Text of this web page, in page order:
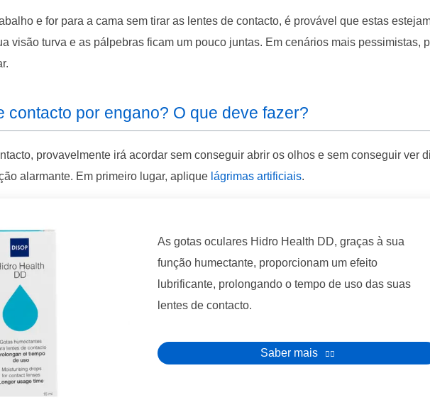
e for para a cama sem tirar as lentes de contacto, é provável que estas
visão turva e as pálpebras ficam um pouco juntas. Em cenários mais pessimistas,
contacto por engano? O que deve fazer?
provavelmente irá acordar sem conseguir abrir os olhos e sem conseguir ver
alarmante. Em primeiro lugar, aplique lágrimas artificiais.
As gotas oculares Hidro Health DD, graças à sua
função humectante, proporcionam um efeito
lubrificante, prolongando o tempo de uso das suas
lentes de contacto.
Saber mais